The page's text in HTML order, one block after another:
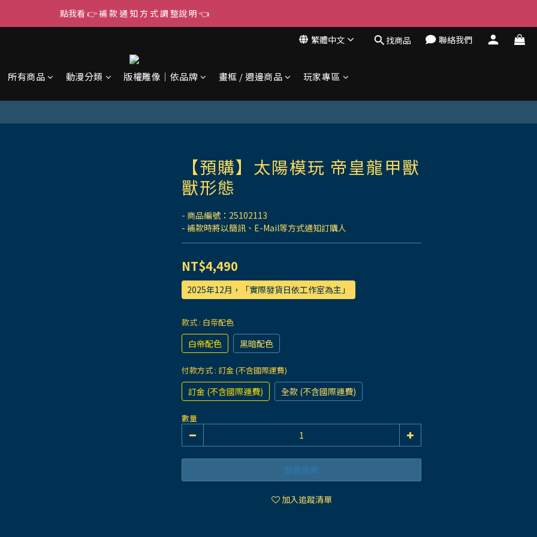
點我看 👉 補 款 通 知 方 式 調 整說 明 👈
繁體中文 找商品 聯絡我們
所有商品 動漫分類 版權雕像｜依品牌 畫框 / 週邊商品 玩家專區
【預購】太陽模玩 帝皇龍甲獸
獸形態
- 商品編號：25102113
- 補款時將以簡訊、E-Mail等方式通知訂購人
NT$4,490
2025年12月，「實際發貨日依工作室為主」
款式 : 白帝配色
白帝配色 黑暗配色
付款方式 : 訂金 (不含國際運費)
訂金 (不含國際運費) 全款 (不含國際運費)
數量
販售結束
加入追蹤清單